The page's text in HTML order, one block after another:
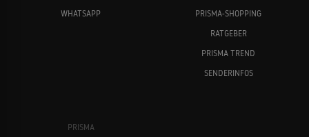
WHATSAPP
PRISMA-SHOPPING
RATGEBER
PRISMA TREND
SENDERINFOS
PRISMA